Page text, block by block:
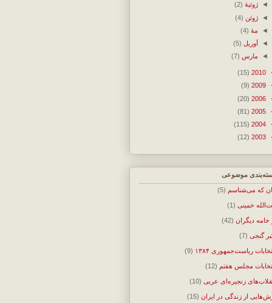
◄ژوئیهٔ (2)
◄ژوئن (4)
◄ مهٔ (4)
◄آوریل (5)
◄ مارس (7)
2010
(15)
2009
(9)
2006
(20)
2005
(81)
2004
(115)
2003
(12)
موضوعی
که می‌شناسم (5)
خمینی (1)
خامه دیگران (42)
گنجی (7)
ریاست‌جمهوری ۱۳۸۴ (9)
مجلس هفتم (12)
زنجیره‌ای عربی (10)
از زندگی در ایران (15)